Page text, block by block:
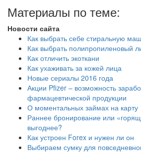
Материалы по теме:
Новости сайта
Как выбрать себе стиральную
Как выбрать полипропиленовый
Как отличить экоткани
Как ухаживать за кожей лица
Новые сериалы 2016 года
Акции Pfizer – возможность
фармацевтической продукции
О моментальных займах на карту
Раннее бронирование или
выгоднее?
Как устроен Forex и нужен ли он
Выбираем сумку для